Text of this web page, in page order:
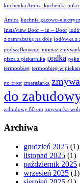
kuchenka Amica kuchenka
Amica kuchnia gazowo-
InstaView Door – in – Door
z zamrażarką na dole lodówka z
podszafkowego montaż
pizza z piekarnika pralka
termoobieg termoobieg w
no frost zmarażarka
do
zabudowy 60 cm zmywarka
Archiwa
grudzień 2025 (1)
listopad 2025 (1)
październik 2025
wrzesień 2025 (1)